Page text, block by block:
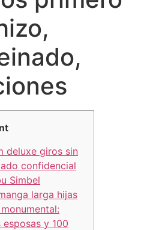
deluxe giros sin
confidencial
Simbel
larga hijas
y 100